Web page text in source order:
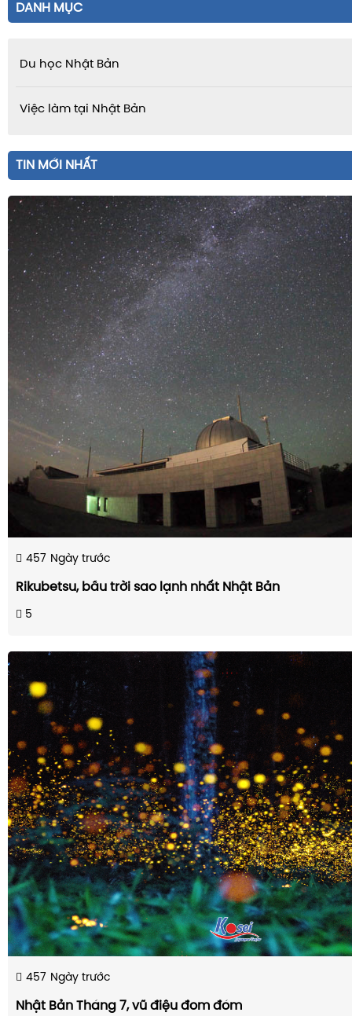
DANH MỤC
Du học Nhật Bản
Việc làm tại Nhật Bản
TIN MỚI NHẤT
457 Ngày trước
Rikubetsu, bầu trời sao lạnh nhất Nhật Bản
5
457 Ngày trước
Nhật Bản Tháng 7, vũ điệu đom đóm